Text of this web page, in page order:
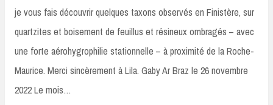
je vous fais découvrir quelques taxons observés en Finistère, sur
quartzites et boisement de feuillus et résineux ombragés – avec
une forte aérohygrophilie stationnelle – à proximité de la Roche-
Maurice. Merci sincèrement à Lila. Gaby Ar Braz le 26 novembre
2022 Le mois…